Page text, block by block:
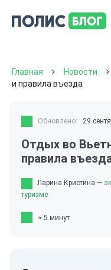
Главная Новости
и правила въезда
Обновлено: 29
Отдых во
правила
Ларина Кристина —
туризме
≈ 5 минут